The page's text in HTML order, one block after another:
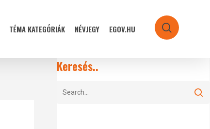
TÉMA KATEGÓRIÁK NÉVJEGY EGOV.HU search
Keresés..